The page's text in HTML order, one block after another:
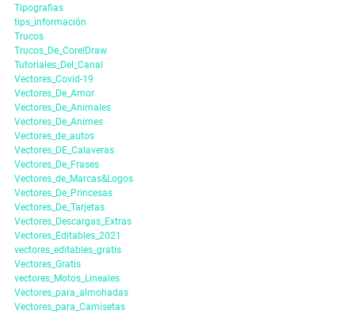
Tipografias
tips_información
Trucos
Trucos_De_CorelDraw
Tutoriales_Del_Canal
Vectores_Covid-19
Vectores_De_Amor
Vectores_De_Animales
Vectores_De_Animes
Vectores_de_autos
Vectores_DE_Calaveras
Vectores_De_Frases
Vectores_de_Marcas&Logos
Vectores_De_Princesas
Vectores_De_Tarjetas
Vectores_Descargas_Extras
Vectores_Editables_2021
vectores_editables_gratis
Vectores_Gratis
vectores_Motos_Lineales
Vectores_para_almohadas
Vectores_para_Camisetas